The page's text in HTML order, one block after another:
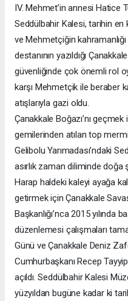
IV. Mehmet’in annesi Hatice
Seddülbahir Kalesi, tarihin en
ve Mehmetçiğin
destanının yazıldığı
güvenliğinde çok önemli rol
karşı Mehmetçik ile beraber
atışlarıyla gazi oldu.
Çanakkale Boğazı’nı
gemilerinden atılan top
Gelibolu Yarımadası’ndaki
asırlık zaman diliminde
Harap haldeki kaleyi ayağa
getirmek için Çanakkale
Başkanlığı’nca 2015
düzenlemesi çalışmaları
Günü ve Çanakkale Deniz
Cumhurbaşkanı Recep
açıldı. Seddülbahir Kalesi
yüzyıldan bugüne kadar ki